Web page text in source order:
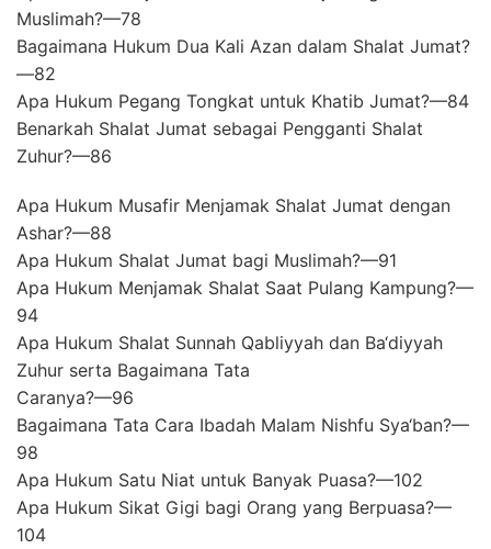
Muslimah?—78
Bagaimana Hukum Dua Kali Azan dalam Shalat Jumat?
—82
Apa Hukum Pegang Tongkat untuk Khatib Jumat?—84
Benarkah Shalat Jumat sebagai Pengganti Shalat
Zuhur?—86
Apa Hukum Musafir Menjamak Shalat Jumat dengan
Ashar?—88
Apa Hukum Shalat Jumat bagi Muslimah?—91
Apa Hukum Menjamak Shalat Saat Pulang Kampung?—
94
Apa Hukum Shalat Sunnah Qabliyyah dan Ba‘diyyah
Zuhur serta Bagaimana Tata
Caranya?—96
Bagaimana Tata Cara Ibadah Malam Nishfu Sya‘ban?—
98
Apa Hukum Satu Niat untuk Banyak Puasa?—102
Apa Hukum Sikat Gigi bagi Orang yang Berpuasa?—
104